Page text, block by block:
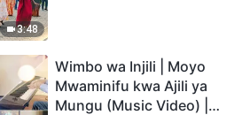
3:48
Wimbo wa Injili | Moyo
Mwaminifu kwa Ajili ya
Mungu (Music Video) |